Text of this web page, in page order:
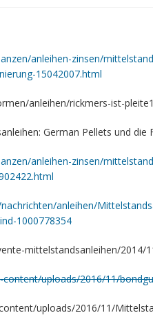
anleihen-zinsen/
15042007.html
anleihen/rickmers-ist-
German Pellets und die
anleihen-zinsen/
anleihen/
1000778354
mittelstandsanleihen/2014/
uploads/2016/11/
uploads/2016/11/